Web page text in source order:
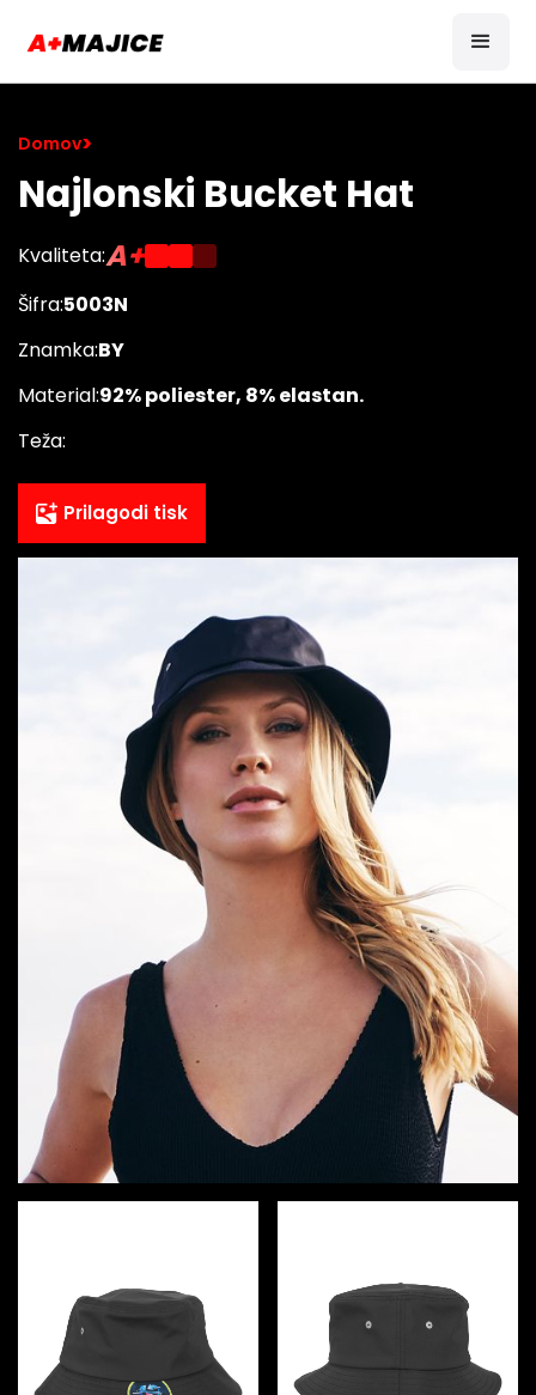
Domov>
Najlonski Bucket Hat
Kvaliteta:A+
Šifra:5003N
Znamka:BY
Material:92% poliester, 8% elastan.
Teža:
Prilagodi tisk